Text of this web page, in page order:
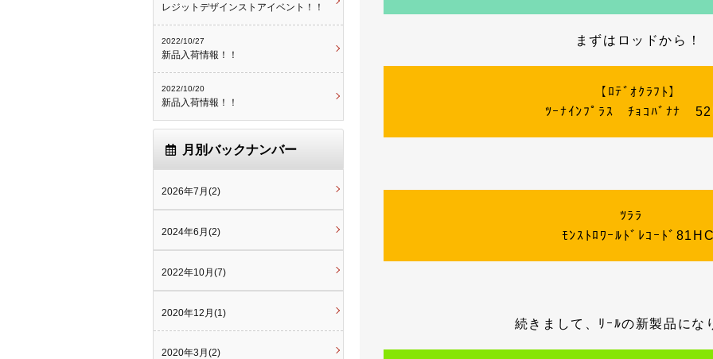
まずはロッドから！
【ﾛﾃﾞｵｸﾗﾌﾄ】
ﾂｰﾅｲﾝﾌﾟﾗｽ ﾁｮｺﾊﾞﾅﾅ
ﾂﾗﾗ
ﾓﾝｽﾄﾛﾜｰﾙﾄﾞﾚｺｰﾄﾞ81HC
続きまして、ﾘｰﾙの新製品にな
レジットデザインストアイベント！！
2022/10/27
新品入荷情報！！
2022/10/20
新品入荷情報！！
月別バックナンバー
2026年7月(2)
2024年6月(2)
2022年10月(7)
2020年12月(1)
2020年3月(2)